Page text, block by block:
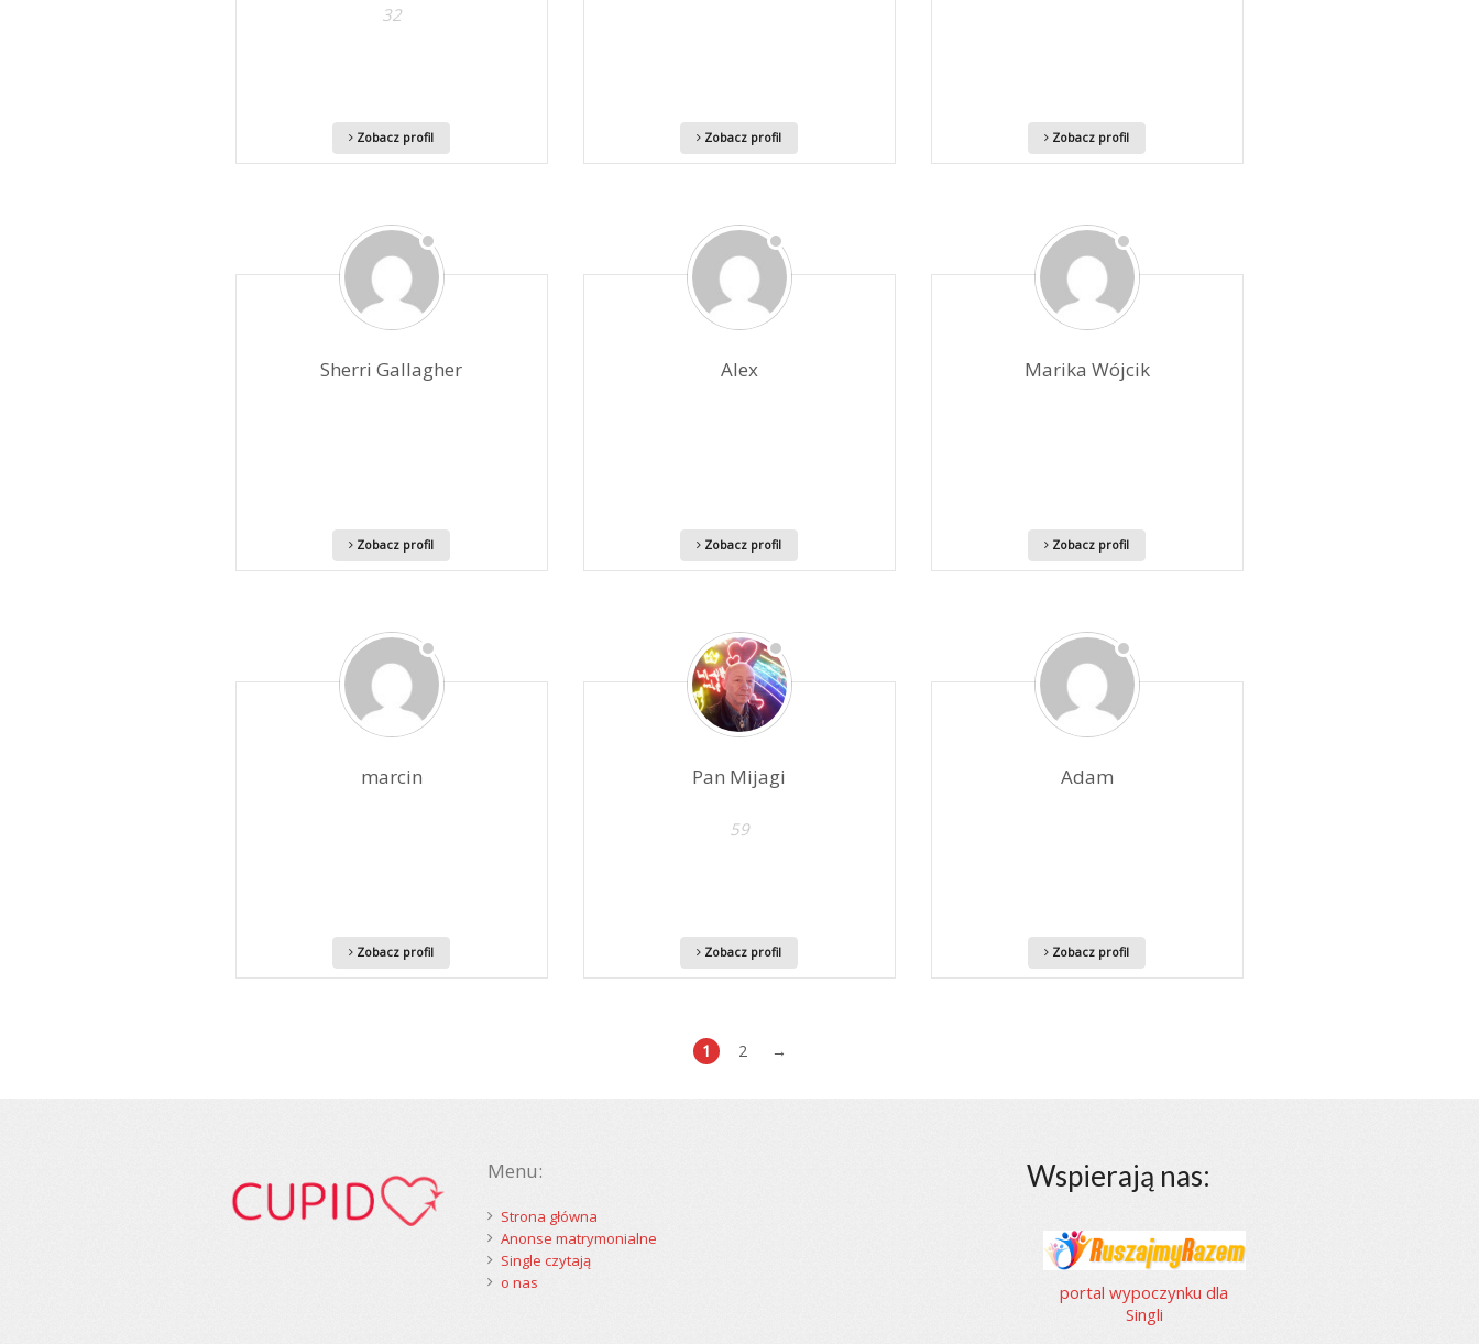
32
Zobacz profil Zobacz profil Zobacz profil
Sherri Gallagher
Zobacz profil
Alex
Zobacz profil
Marika Wójcik
Zobacz profil
marcin
Zobacz profil
Pan Mijagi
59
Zobacz profil
Adam
Zobacz profil
1 2 →
Menu:
Strona główna
Anonse matrymonialne
Single czytają
o nas
Wspierają nas:
portal wypoczynku dla
Singli